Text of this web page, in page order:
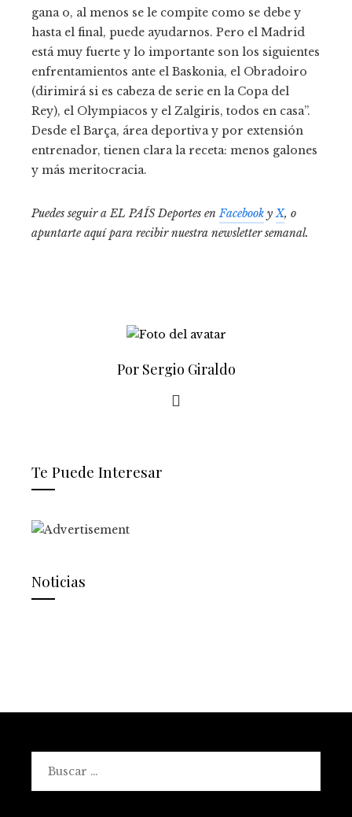
gana o, al menos se le compite como se debe y
hasta el final, puede ayudarnos. Pero el Madrid
está muy fuerte y lo importante son los siguientes
enfrentamientos ante el Baskonia, el Obradoiro
(dirimirá si es cabeza de serie en la Copa del
Rey), el Olympiacos y el Zalgiris, todos en casa”.
Desde el Barça, área deportiva y por extensión
entrenador, tienen clara la receta: menos galones
y más meritocracia.
Puedes seguir a EL PAÍS Deportes enFacebook yX, o
apuntarte aquí para recibirnuestra newsletter semanal.
Por Sergio Giraldo
Te Puede Interesar
Noticias